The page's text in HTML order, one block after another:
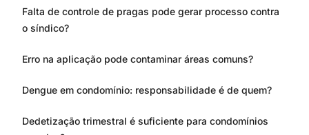
Falta de controle de pragas pode gerar processo contra
o síndico?
Erro na aplicação pode contaminar áreas comuns?
Dengue em condomínio: responsabilidade é de quem?
Dedetização trimestral é suficiente para condomínios